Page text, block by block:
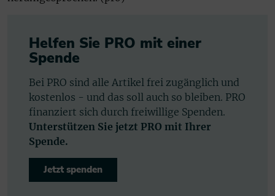
Helfen Sie PRO mit einer
Spende
Bei PRO sind alle Artikel frei zugänglich und
kostenlos - und das soll auch so bleiben. PRO
finanziert sich durch freiwillige Spenden.
Unterstützen Sie jetzt PRO mit Ihrer
Spende.
Jetzt spenden